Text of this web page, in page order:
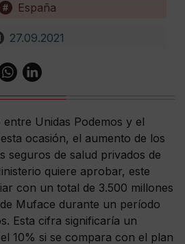
España
27.09.2021
Unidas Podemos y el
ocasión, el aumento de los
seguros de salud privados de
quiere aprobar, este
con un total de 3.500 millones
Muface durante un período
Esta cifra significaría un
10% si se compara con el plan